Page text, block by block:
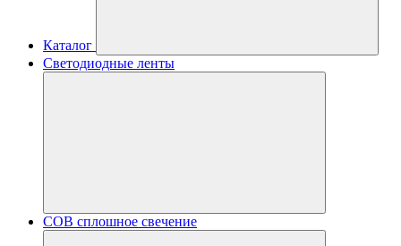
Каталог
Светодиодные ленты
COB сплошное свечение